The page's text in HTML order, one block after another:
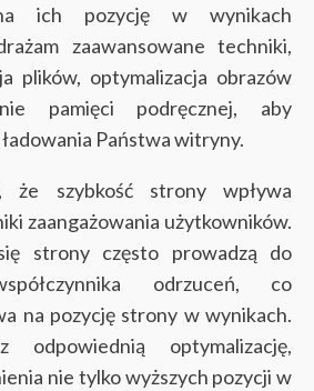
ich pozycję w wynikach
zaawansowane techniki,
plików, optymalizacja obrazów
pamięci podręcznej, aby
Państwa witryny.
że szybkość strony wpływa
zaangażowania użytkowników.
strony często prowadzą do
odrzuceń, co
na pozycję strony w wynikach.
odpowiednią optymalizację,
nie tylko wyższych pozycji w